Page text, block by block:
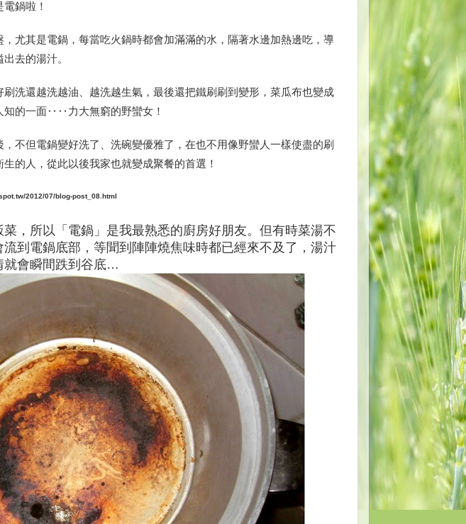
鍋啦！
尤其是電鍋，每當吃火鍋時都會加滿滿的水，隔著水邊加熱邊吃，導
去的湯汁。
洗還越洗越油、越洗越生氣，最後還把鐵刷刷到變形，菜瓜布也變成
知的一面‥‥力大無窮的野蠻女！
，不但電鍋變好洗了、洗碗變優雅了，在也不用像野蠻人一樣使盡的刷
的人，從此以後我家也就變成聚餐的首選！
2012/07/blog-post_08.html
菜，所以 「電鍋」是我最熟悉的廚房好朋友。但有時菜湯不
到電鍋底部，等聞到陣陣燒焦味時都已經來不及了，湯汁
就會瞬間跌到谷底…